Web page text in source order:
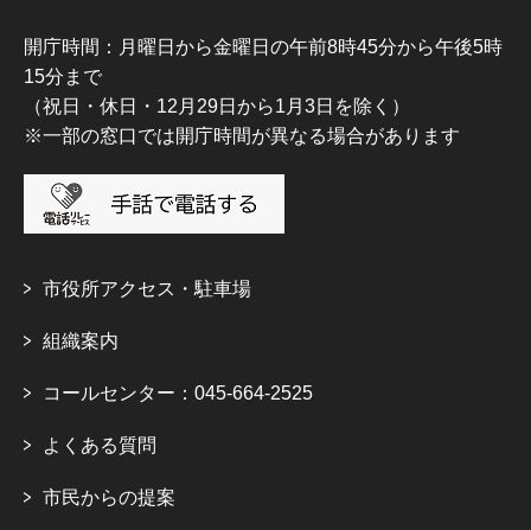
開庁時間：月曜日から金曜日の午前8時45分から午後5時
15分まで
（祝日・休日・12月29日から1月3日を除く）
※一部の窓口では開庁時間が異なる場合があります
市役所アクセス・駐車場
組織案内
コールセンター：045-664-2525
よくある質問
市民からの提案